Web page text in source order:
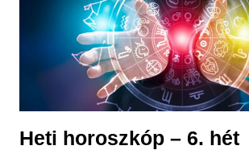
Heti horoszkóp – 6. hét